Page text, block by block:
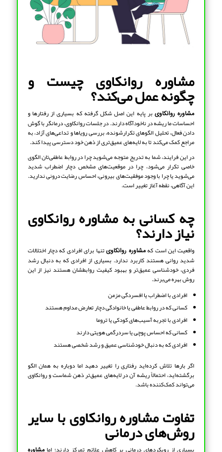
مشاوره روانکاوی چیست و
چگونه عمل می‌کند؟
مشاوره روانکاویبر پایه این اصل شکل گرفته که بسیاری از رفتارها و
احساسات ما ریشه در ناخودآگاه دارند. در جلسات روانکاوی، درمانگر با گوش
دادن فعال، تحلیل الگوهای تکرارشونده، بررسی رویاها و تداعی‌های آزاد، به
مراجع کمک می‌کند تا به لایه‌های عمیق‌تری از ذهن خود دسترسی پیدا کند.
در این فرایند، شما به تدریج متوجه می‌شوید چرا در روابط عاطفی‌تان الگوی
خاصی تکرار می‌شود، چرا در موقعیت‌های مشخص دچار اضطراب شدید
می‌شوید یا چرا با وجود موفقیت‌های بیرونی، احساس رضایت درونی ندارید.
این آگاهی، نقطه آغاز تغییر است.
چه کسانی به مشاوره روانکاوی
نیاز دارند؟
واقعیت این است کهمشاوره روانکاویتنها برای افرادی که دچار اختلالات
شدید روانی هستند کاربرد ندارد. بسیاری از افرادی که به دنبال رشد
فردی، خودشناسی عمیق‌تر و بهبود کیفیت روابطشان هستند نیز از این
روش بهره می‌برند.
افرادی با اضطراب یا افسردگی مزمن
کسانی که در روابط عاطفی یا خانوادگی دچار تعارض مداوم هستند
افرادی با تجربه آسیب‌های کودکی یا تروما
کسانی که احساس پوچی یا سردرگمی هویتی دارند
افرادی که به دنبال خودشناسی عمیق و رشد شخصی هستند
اگر بارها تلاش کرده‌اید رفتاری را تغییر دهید اما دوباره به همان الگو
برگشته‌اید، احتمالاً ریشه آن در لایه‌های عمیق‌تر ذهن شماست و روانکاوی
می‌تواند کمک‌کننده باشد.
تفاوت مشاوره روانکاوی با سایر
روش‌های درمانی
بسیاری از رویکردهای درمانی بر کاهش علائم تمرکز دارند؛ اما